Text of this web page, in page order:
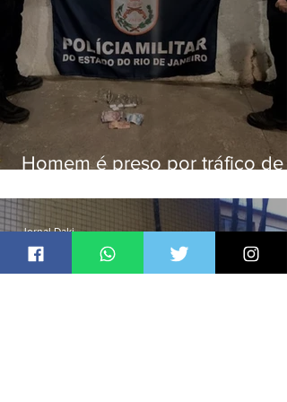
Homem é preso por tráfico de
Jornal Daki
há 8 horas